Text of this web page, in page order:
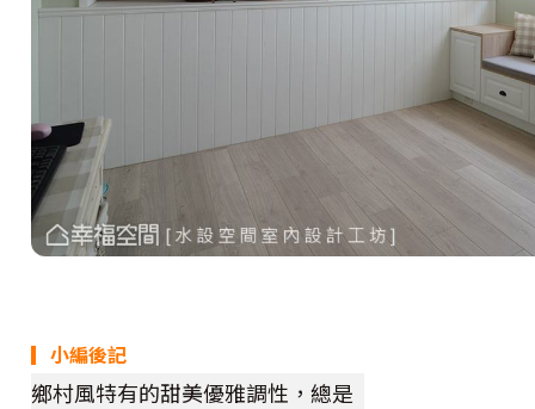
▎小編後記
鄉村風特有的甜美優雅調性，總是